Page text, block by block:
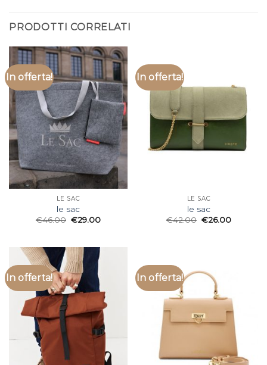
PRODOTTI CORRELATI
In offerta!
LE SAC
le sac
€46.00 €29.00
In offerta!
LE SAC
le sac
€42.00 €26.00
In offerta! In offerta!